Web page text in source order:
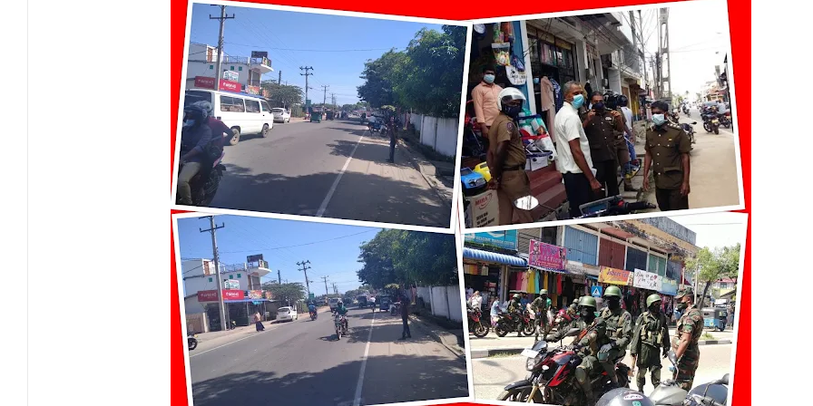
தீகவாபியில் பயிர்ச்செய்கைகள் நாசம்- அறுவடைக்குத் தயாராகவிருந்த நெல் வயல்களை துவம்சம் செய்த
தென்கிழக்குப் பல்கலைக்கழகத்திற்கு மேலும் ஓர் பெருமை
தென்கிழக்குப் பல்கலையில் மூன்று நாட்கள், ஒன்பது அமர்வுகள்; 3,397 பட்டதாரிகளுக்கு பட்டங்கள் –
நினைவுப் பதக்கங்கள் மற்றும் சிறப்புப் பரிசுகள்
இலங்கை அஹ்திய்யா பாடசாலைகளின் 75ஆவது ஆண்டு பவள விழா ஏற்பாடுகள் தொடர்பாக அம்பாறை
தென்கிழக்குப் பல்கலைக்கழக ஊழியர் சங்கத்தின் புதிய செயலாளராக நாபி எம். முஸ்னி பதவியேற்பு
வியப்பில் ஆழ்த்தும் விபூதி மலை! – கதிர்காமத்தின் மறைந்திருக்கும் அதிசயம்
சாய்ந்தமருது லீடர் அஸ்ரப் வித்தியாலயத்தில் சுற்றாடல் சார் செயற்பாட்டு முகாம்
சாய்ந்தமருது ரியல் பிளாஸ்டர் விளையாட்டுக் கழகத்தின் ரீஜென்சி டி20 பிளாஸ்ட் கிரிக்கெட் சுற்றுப்போட்டி
நிதி மோசடிகளைத் தடுப்பதற்காக மத்திய வங்கி – பொலிஸார் இணைந்து அம்பாறையில் விசேட விழிப்புணர்வு
பொலிஸ் சிறைக்கூடத்தை வீடியோ எடுத்த சந்தேக நபருக்கு சரீரப் பிணை-கல்முனை நீதிவான் நீதிமன்றம்
15 ஆண்டுகால அர்ப்பணிப்புச் சேவைக்கு எம்.ஏ.எம். ரயீஸுக்கு உணர்வுபூர்வமான பிரியாவிடை
அர்ப்பணிப்புமிக்க சேவைக்காக முகம்மது புசைலுக்கு தென்கிழக்குப் பல்கலைக்கழகத்தில் கௌரவம்!